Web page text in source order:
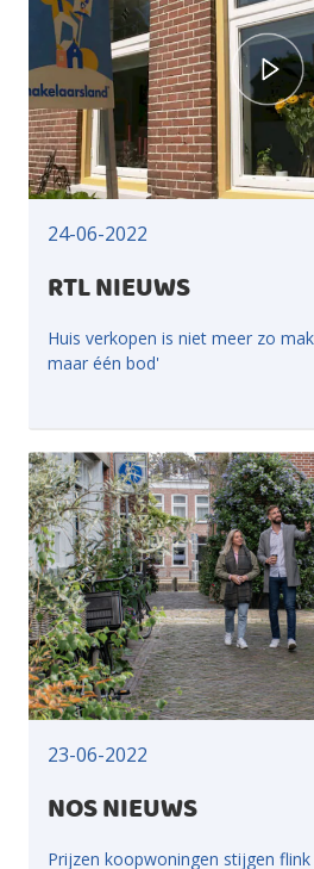
24-06-2022
RTL NIEUWS
Huis verkopen is niet meer zo
maar één bod'
23-06-2022
NOS NIEUWS
Prijzen koopwoningen stijgen